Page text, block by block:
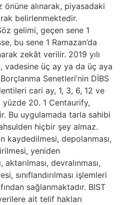
önüne alınarak, piyasadaki
belirlenmektedir.
gelimi, geçen sene 1
bu sene 1 Ramazan’da
zekât verilir. 2019 yılı
vadesine üç ay ya da üç aya
Senetleri’nin DİBS
cari ay, 1, 3, 6, 12 ve
yüzde 20. 1 Centaurify,
Bu uygulamada tarla sahibi
hiçbir şey almaz.
kaydedilmesi, depolanması,
yeniden
devralınması,
sınıflandırılması işlemleri
sağlanmaktadır. BIST
ait telif hakları